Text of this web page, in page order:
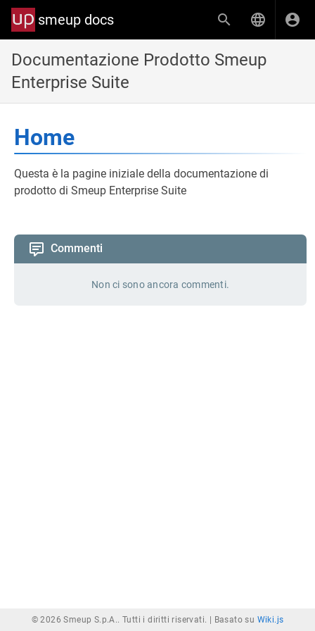
smeup docs
Documentazione Prodotto Smeup
Enterprise Suite
Home
Questa è la pagine iniziale della documentazione di
prodotto di Smeup Enterprise Suite
Commenti
Non ci sono ancora commenti.
© 2026 Smeup S.p.A.. Tutti i diritti riservati. | Basato su Wiki.js